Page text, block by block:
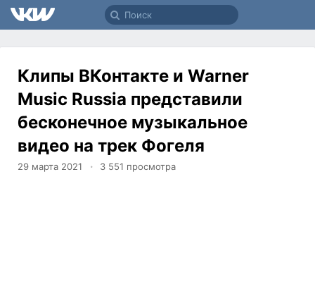
Клипы ВКонтакте и Warner
Music Russia представили
бесконечное музыкальное
видео на трек Фогеля
29 марта 2021 3 551 просмотра